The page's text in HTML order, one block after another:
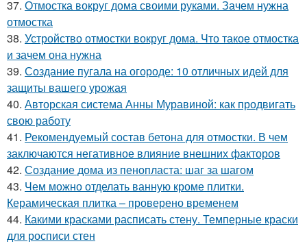
37. Отмостка вокруг дома своими руками. Зачем нужна
отмостка
38. Устройство отмостки вокруг дома. Что такое отмостка
и зачем она нужна
39. Создание пугала на огороде: 10 отличных идей для
защиты вашего урожая
40. Авторская система Анны Муравиной: как продвигать
свою работу
41. Рекомендуемый состав бетона для отмостки. В чем
заключаются негативное влияние внешних факторов
42. Создание дома из пенопласта: шаг за шагом
43. Чем можно отделать ванную кроме плитки.
Керамическая плитка – проверено временем
44. Какими красками расписать стену. Темперные краски
для росписи стен